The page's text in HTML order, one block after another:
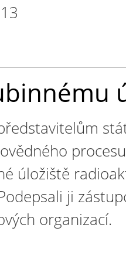
úložiště
ji
organizací.